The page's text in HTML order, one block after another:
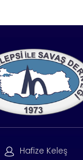
Hafize Keleş